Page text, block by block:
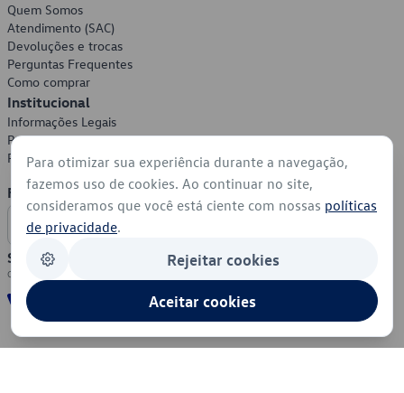
Quem Somos
Atendimento (SAC)
Devoluções e trocas
Perguntas Frequentes
Como comprar
Institucional
Informações Legais
Política de Privacidade
Política de Cookies
Formas de Pagamento
Segurança
Para otimizar sua experiência durante a navegação,
fazemos uso de cookies. Ao continuar no site,
consideramos que você está ciente com nossas políticas
de privacidade.
Rejeitar cookies
Aceitar cookies